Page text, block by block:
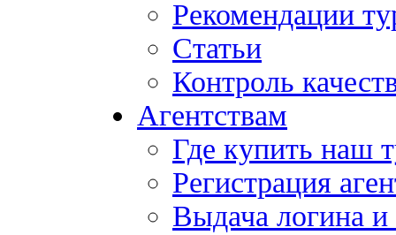
Рекомендации
Статьи
Контроль
Агентствам
Где купить наш
Регистрация
Выдача логина и